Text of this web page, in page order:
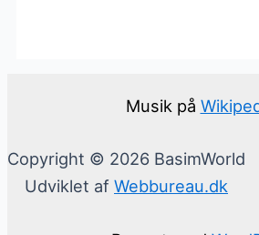
Musik på
Copyright © 2026 BasimWorld
Udviklet af Webbureau.dk